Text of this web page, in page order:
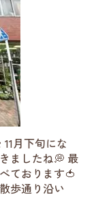
月下旬にな
ましたね💭 最
ております🍅
歩通り沿い